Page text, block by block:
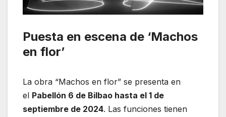
Puesta en escena de ‘Machos
en flor’
La obra “Machos en flor” se presenta en
el Pabellón 6 de Bilbao hasta el 1 de
septiembre de 2024. Las funciones tienen